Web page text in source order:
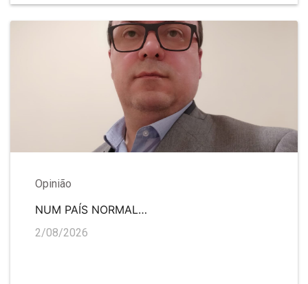
Opinião
NUM PAÍS NORMAL…
2/08/2026